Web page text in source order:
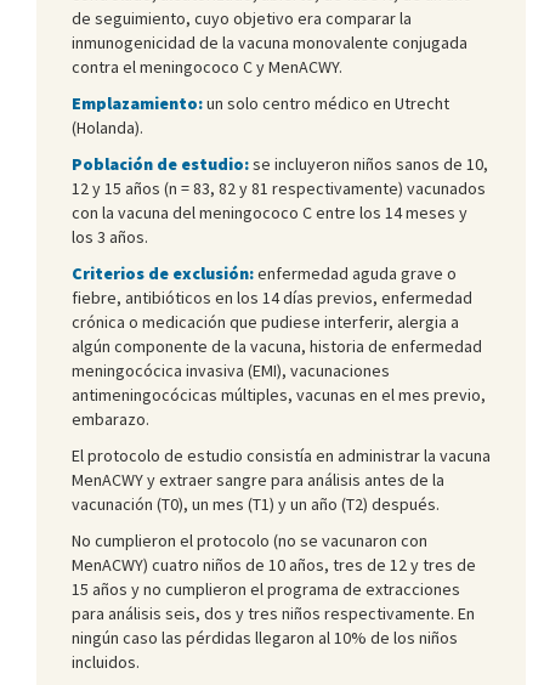
de seguimiento, cuyo objetivo era comparar la
inmunogenicidad de la vacuna monovalente conjugada
contra el meningococo C y MenACWY.
Emplazamiento:un solo centro médico en Utrecht
(Holanda).
Población de estudio:se incluyeron niños sanos de 10,
12 y 15 años (n = 83, 82 y 81 respectivamente) vacunados
con la vacuna del meningococo C entre los 14 meses y
los 3 años.
Criterios de exclusión:enfermedad aguda grave o
fiebre, antibióticos en los 14 días previos, enfermedad
crónica o medicación que pudiese interferir, alergia a
algún componente de la vacuna, historia de enfermedad
meningocócica invasiva (EMI), vacunaciones
antimeningocócicas múltiples, vacunas en el mes previo,
embarazo.
El protocolo de estudio consistía en administrar la vacuna
MenACWY y extraer sangre para análisis antes de la
vacunación (T0), un mes (T1) y un año (T2) después.
No cumplieron el protocolo (no se vacunaron con
MenACWY) cuatro niños de 10 años, tres de 12 y tres de
15 años y no cumplieron el programa de extracciones
para análisis seis, dos y tres niños respectivamente. En
ningún caso las pérdidas llegaron al 10% de los niños
incluidos.